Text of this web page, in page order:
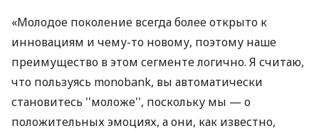
«Молодое поколение всегда более открыто к
инновациям и чему-то новому, поэтому наше
преимущество в этом сегменте логично. Я считаю,
что пользуясь monobank, вы автоматически
становитесь ''моложе'', поскольку мы — о
положительных эмоциях, а они, как известно,